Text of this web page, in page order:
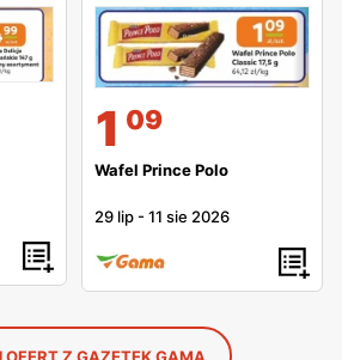
1 09
Wafel Prince Polo
29 lip -11 sie 2026